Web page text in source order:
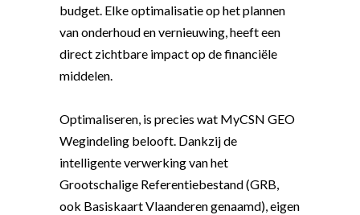
budget. Elke optimalisatie op het plannen
van onderhoud en vernieuwing, heeft een
direct zichtbare impact op de financiële
middelen.
Optimaliseren, is precies wat MyCSN GEO
Wegindeling belooft. Dankzij de
intelligente verwerking van het
Grootschalige Referentiebestand (GRB,
ook Basiskaart Vlaanderen genaamd), eigen